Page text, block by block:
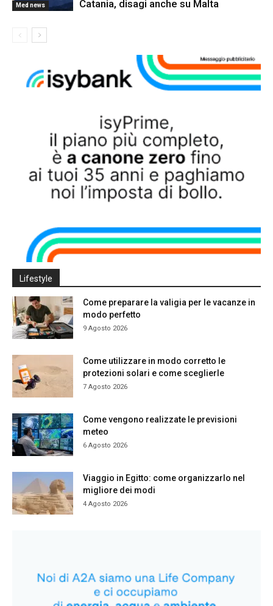
Med news Catania, disagi anche su Malta
Lifestyle
Come preparare la valigia per le vacanze in
modo perfetto
9 Agosto 2026
Come utilizzare in modo corretto le
protezioni solari e come sceglierle
7 Agosto 2026
Come vengono realizzate le previsioni
meteo
6 Agosto 2026
Viaggio in Egitto: come organizzarlo nel
migliore dei modi
4 Agosto 2026